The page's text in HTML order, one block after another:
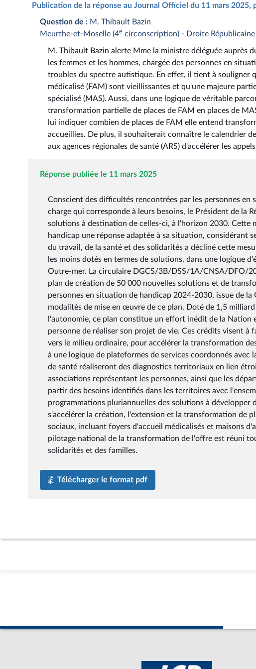
Publication de la réponse au Journal Officiel du 11 mars 2025,
Question de : M. Thibault Bazin
Meurthe-et-Moselle (4e circonscription) - Droite Républicaine
M. Thibault Bazin alerte Mme la ministre déléguée auprès
les femmes et les hommes, chargée des personnes en
troubles du spectre autistique. En effet, il tient à souligner
médicalisé (FAM) sont vieillissantes et qu'une majeure
spécialisé (MAS). Aussi, dans une logique de véritable
transformation partielle de places de FAM en places de
lui indiquer combien de places de FAM elle entend
accueillies. De plus, il souhaiterait connaître le calendrier
aux agences régionales de santé (ARS) d'accélérer les
Réponse publiée le 11 mars 2025
Conscient des difficultés rencontrées par les personnes
charge qui corresponde à leurs besoins, le Président de la
solutions à destination de celles-ci, à l'horizon 2030. Cette
handicap une réponse adaptée à sa situation, considérant
du travail, de la santé et des solidarités a décliné cette
les moins dotés en termes de solutions, dans une
Outre-mer. La circulaire DGCS/3B/DSS/1A/CNSA/DFO/
plan de création de 50 000 nouvelles solutions et de
personnes en situation de handicap 2024-2030, issue de
modalités de mise en œuvre de ce plan. Doté de 1,5
l'autonomie, ce plan constitue un effort inédit de la
personne de réaliser son projet de vie. Ces crédits visent
vers le milieu ordinaire, pour accélérer la transformation
à une logique de plateformes de services coordonnés avec
de santé réaliseront des diagnostics territoriaux en lien
associations représentant les personnes, ainsi que les
partir des besoins identifiés dans les territoires avec
programmations pluriannuelles des solutions à
s'accélérer la création, l'extension et la transformation de
sociaux, incluant foyers d'accueil médicalisés et maisons
pilotage national de la transformation de l'offre est réuni
solidarités et des familles.
Télécharger le format pdf